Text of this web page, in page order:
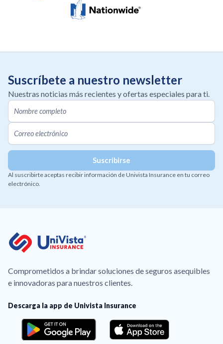
Suscríbete a nuestro newsletter
Nuestras noticias más recientes y ofertas especiales para ti.
Al suscribirte aceptas recibir información de Univista Insurance en tu correo
electrónico.
Comprometidos a brindar soluciones de seguros asequibles
e innovadoras para nuestros clientes.
Descarga la app de Univista Insurance